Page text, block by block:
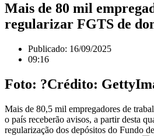
Mais de 80 mil
regularizar FGTS de
Publicado: 16/09/2025
09:16
Foto: ?Crédito:
Mais de 80,5 mil empregadores de
o país receberão avisos, a partir desta
regularização dos depósitos do Fundo